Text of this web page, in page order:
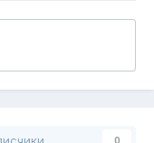
0